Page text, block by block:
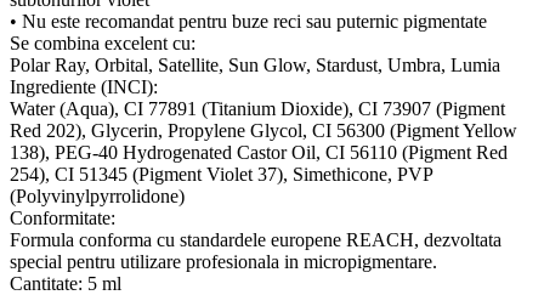
• Nu este recomandat pentru buze reci sau puternic pigmentate
Se combina excelent cu:
Polar Ray, Orbital, Satellite, Sun Glow, Stardust, Umbra, Lumia
Ingrediente (INCI):
Water (Aqua), CI 77891 (Titanium Dioxide), CI 73907 (Pigment
Red 202), Glycerin, Propylene Glycol, CI 56300 (Pigment Yellow
138), PEG-40 Hydrogenated Castor Oil, CI 56110 (Pigment Red
254), CI 51345 (Pigment Violet 37), Simethicone, PVP
(Polyvinylpyrrolidone)
Conformitate:
Formula conforma cu standardele europene REACH, dezvoltata
special pentru utilizare profesionala in micropigmentare.
Cantitate: 5 ml